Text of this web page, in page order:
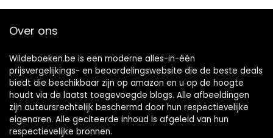
Over ons
Wildeboeken.be is een moderne alles-in-één
prijsvergelijkings- en beoordelingswebsite die de beste deals
biedt die beschikbaar zijn op amazon en u op de hoogte
houdt via de laatst toegevoegde blogs. Alle afbeeldingen
zijn auteursrechtelijk beschermd door hun respectievelijke
eigenaren. Alle geciteerde inhoud is afgeleid van hun
respectievelijke bronnen.